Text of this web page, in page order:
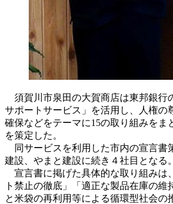
須賀川市泉田の大賀商店は東邦銀行
サポートサービス」を活用し、人権の
確保などをテーマに15の取り組みをま
を策定した。
同サービスを利用した市内の宣言書
建設、やまと建設に続き４社目となる。
宣言書に掲げた具体的な取り組みは
ト禁止の徹底」「適正な製品在庫の維
と米袋の再利用等による循環型社会の